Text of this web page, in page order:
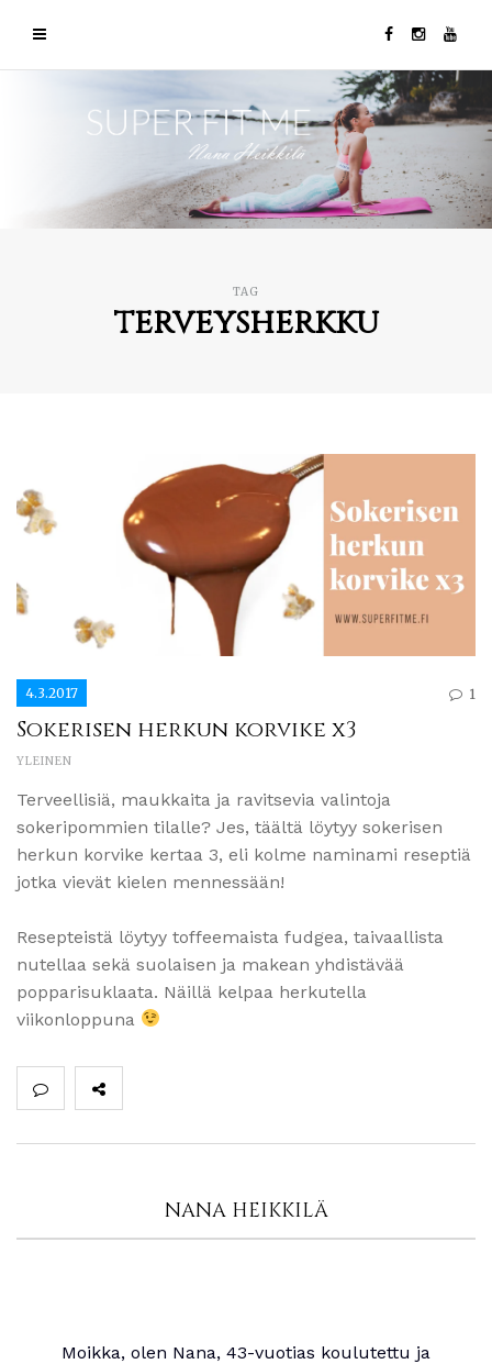
TAG
terveysherkku
4.3.2017 1
Sokerisen herkun korvike x3
YLEINEN
Terveellisiä, maukkaita ja ravitsevia valintoja
sokeripommien tilalle? Jes, täältä löytyy sokerisen
herkun korvike kertaa 3, eli kolme naminami reseptiä
jotka vievät kielen mennessään!
Resepteistä löytyy toffeemaista fudgea, taivaallista
nutellaa sekä suolaisen ja makean yhdistävää
popparisuklaata. Näillä kelpaa herkutella
viikonloppuna
NANA HEIKKILÄ
Moikka, olen Nana, 43-vuotias koulutettu ja